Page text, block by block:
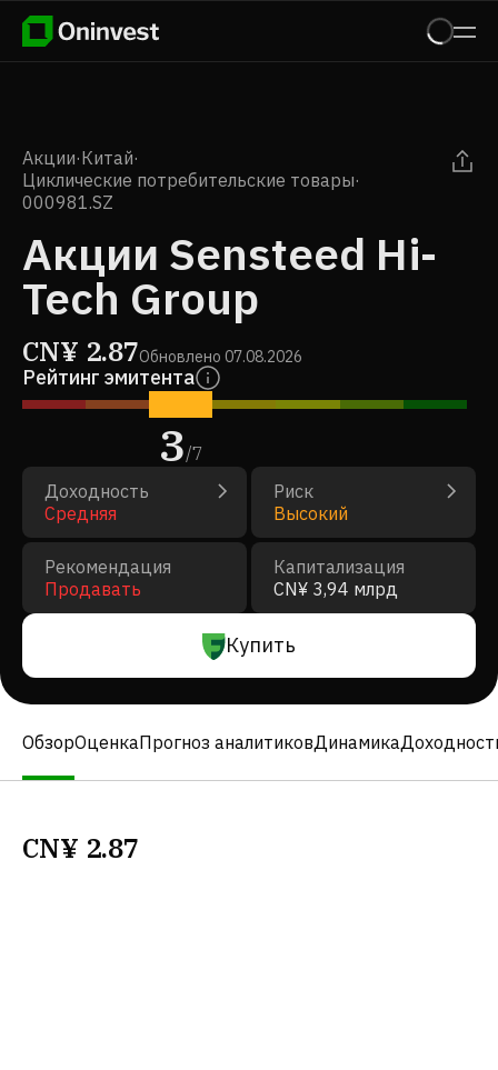
Акции·Китай·
Циклические потребительские товары·
000981.SZ
Акции Sensteed Hi-
Tech Group
CN¥ 2.87Обновлено 07.08.2026
Рейтинг эмитента
3/7
Доходность
Средняя
Риск
Высокий
Рекомендация
Продавать
Капитализация
CN¥ 3,94 млрд
Купить
ОбзорОценкаПрогноз аналитиковДинамика
CN¥ 2.87